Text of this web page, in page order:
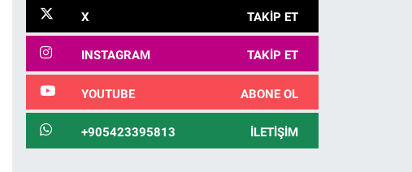
X TAKIP ET
INSTAGRAM TAKIP ET
YOUTUBE ABONE OL
+905423395813 İLETIŞIM